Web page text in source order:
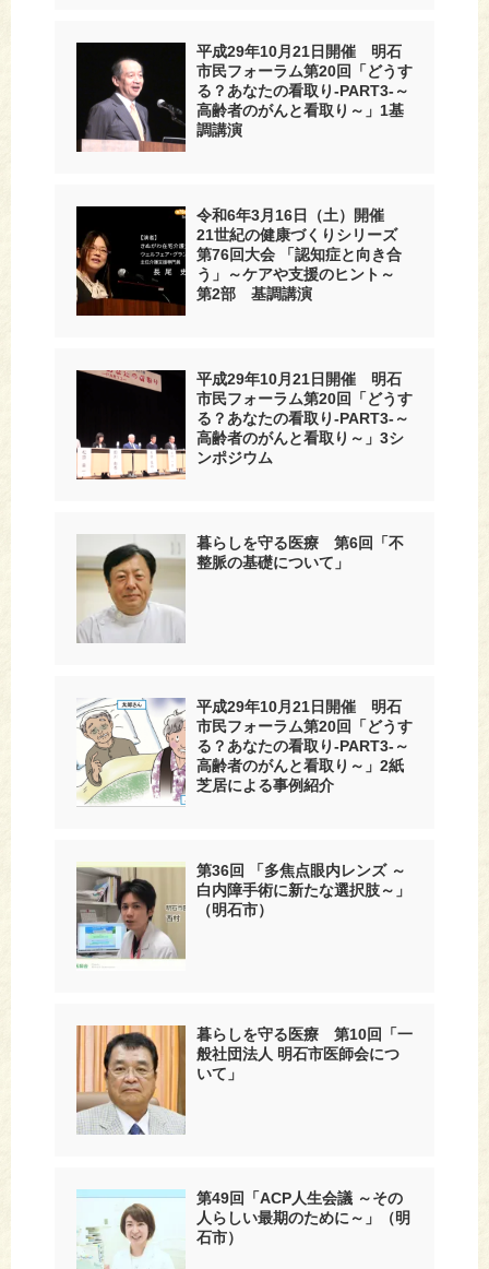
平成29年10月21日開催 明石
市民フォーラム第20回「どうす
る？あなたの看取り-PART3-～
高齢者のがんと看取り～」1基
調講演
令和6年3月16日（土）開催
21世紀の健康づくりシリーズ
第76回大会 「認知症と向き合
う」～ケアや支援のヒント～
第2部 基調講演
平成29年10月21日開催 明石
市民フォーラム第20回「どうす
る？あなたの看取り-PART3-～
高齢者のがんと看取り～」3シ
ンポジウム
暮らしを守る医療 第6回「不
整脈の基礎について」
平成29年10月21日開催 明石
市民フォーラム第20回「どうす
る？あなたの看取り-PART3-～
高齢者のがんと看取り～」2紙
芝居による事例紹介
第36回 「多焦点眼内レンズ ～
白内障手術に新たな選択肢～」
（明石市）
暮らしを守る医療 第10回「一
般社団法人 明石市医師会につ
いて」
第49回「ACP人生会議 ～その
人らしい最期のために～」（明
石市）